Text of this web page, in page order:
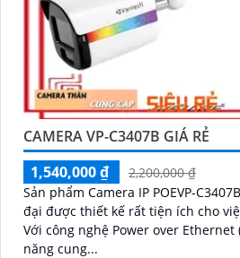
CAMERA VP-C3407B GIÁ RẺ
1,540,000 ₫
2,200,000 ₫
Sản phẩm Camera IP POEVP-
đại được thiết kế rất tiện ích cho
Với công nghệ Power over Ethernet
năng cung...